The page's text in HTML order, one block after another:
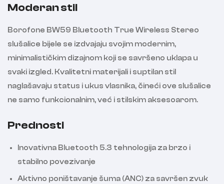
Moderan stil
Borofone BW59 Bluetooth True Wireless Stereo
slušalice bijele se izdvajaju svojim modernim,
minimalističkim dizajnom koji se savršeno uklapa u
svaki izgled. Kvalitetni materijali i suptilan stil
naglašavaju status i ukus vlasnika, čineći ove slušalice
ne samo funkcionalnim, već i stilskim aksesoarom.
Prednosti
Inovativna Bluetooth 5.3 tehnologija za brzo i
stabilno povezivanje
Aktivno poništavanje šuma (ANC) za savršen zvuk